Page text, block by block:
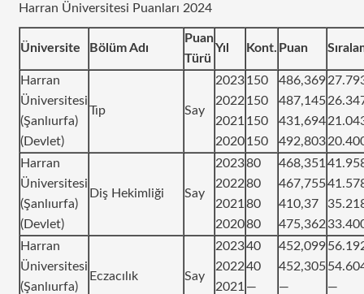
Harran Üniversitesi Puanları 2024
Üniversite Bölüm Adı
Puan
Türü
Yıl Kont. Puan
Harran
Üniversitesi
(Şanlıurfa)
(Devlet)
Tıp Say
2023
2022
2021
2020
150
150
150
150
486,369
487,145
431,694
492,803
Harran
Üniversitesi
(Şanlıurfa)
(Devlet)
Diş Hekimliği Say
2023
2022
2021
2020
80
80
80
80
468,351
467,755
410,37
475,362
Harran
Üniversitesi
(Şanlıurfa)
Eczacılık Say
2023
2022
2021
40
40
—
452,099
452,305
—
—